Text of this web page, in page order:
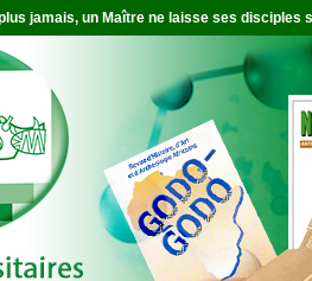
jamais, un Maître ne laisse ses disciples